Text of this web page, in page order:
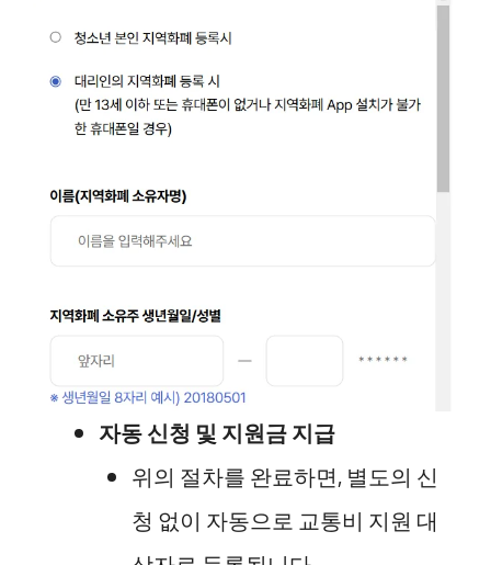
자동 신청 및 지원금 지급
위의 절차를 완료하면, 별도의 신
청 없이 자동으로 교통비 지원 대